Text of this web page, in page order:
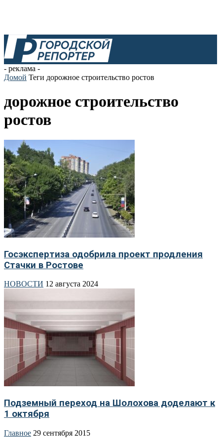
- реклама -
Домой Теги дорожное строительство ростов
дорожное строительство
ростов
Госэкспертиза одобрила проект продления
Стачки в Ростове
НОВОСТИ 12 августа 2024
Подземный переход на Шолохова доделают к
1 октября
Главное 29 сентября 2015